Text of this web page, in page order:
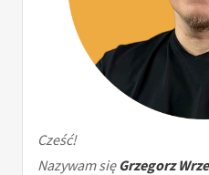
Cześć!
Nazywam sięGrzegorz